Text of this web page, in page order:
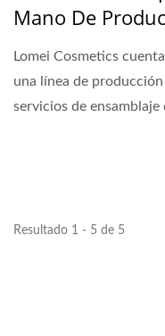
Mano De
Lomei Cosmetics
una línea de
servicios de ensamblaje
Resultado 1 - 5 de 5